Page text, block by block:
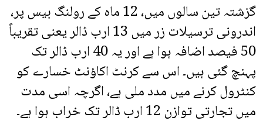
گزشتہ تین سالوں میں، 12 ماہ کے رولنگ بیس پر،
اندرونی ترسیلات زر میں 13 ارب ڈالر یعنی تقریباً
50 فیصد اضافہ ہوا ہے اور یہ 40 ارب ڈالر تک
پہنچ گئی ہیں۔ اس سے کرنٹ اکاؤنٹ خسارے کو
کنٹرول کرنے میں مدد ملی ہے، اگرچہ اسی مدت
میں تجارتی توازن 12 ارب ڈالر تک خراب ہوا ہے۔